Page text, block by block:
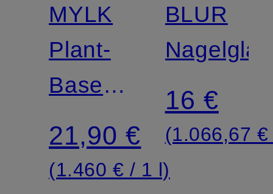
MYLK
Plant-
Based
Nail
Treatment
21,90 €
(1.460 € / 1 l)
BLUR
16 €
(1.066,67